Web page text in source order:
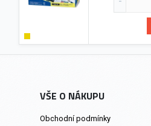
VŠE O NÁKUPU
Obchodní podmínky